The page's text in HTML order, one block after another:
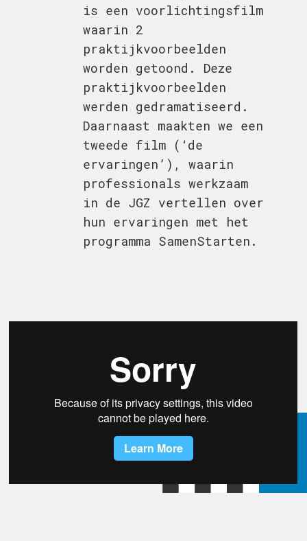
is een voorlichtingsfilm
waarin 2
praktijkvoorbeelden
worden getoond. Deze
praktijkvoorbeelden
werden gedramatiseerd.
Daarnaast maakten we een
tweede film (‘de
ervaringen’), waarin
professionals werkzaam
in de JGZ vertellen over
hun ervaringen met het
programma SamenStarten.